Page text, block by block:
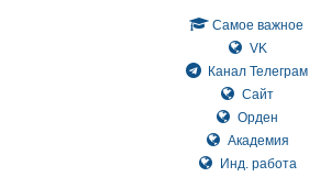
Самое важное
VK
Канал Телеграм
Сайт
Орден
Академия
Инд. работа